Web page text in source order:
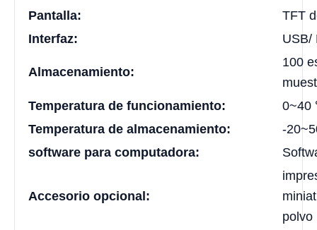
Pantalla:
TFT
Interfaz:
USB/
Almacenamiento:
100
Temperatura de funcionamiento:
0~40
Temperatura de almacenamiento:
-
software para computadora:
Accesorio opcional:
polvo